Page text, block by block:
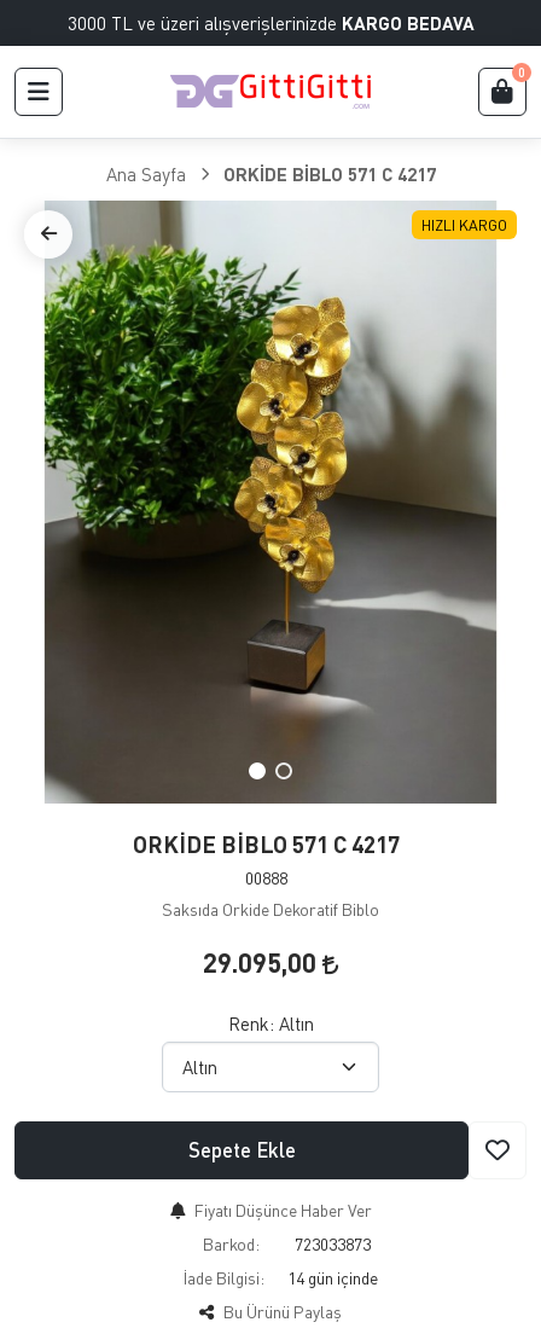
3000 TL ve üzeri alışverişlerinizde KARGO BEDAVA
0
Ana Sayfa ORKİDE BİBLO 571 C 4217
HIZLI KARGO
ORKİDE BİBLO 571 C 4217
00888
Saksıda Orkide Dekoratif Biblo
29.095,00
Renk: Altın
Sepete Ekle
Fiyatı Düşünce Haber Ver
Barkod:
723033873
İade Bilgisi:
Bu Ürünü Paylaş